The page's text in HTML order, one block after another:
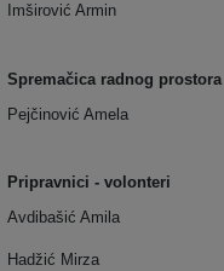
Imširović Armin
Spremačica radnog prostora
Pejčinović Amela
Pripravnici - volonteri
Avdibašić Amila
Hadžić Mirza